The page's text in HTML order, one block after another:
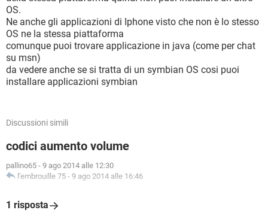
OS.
Ne anche gli applicazioni di Iphone visto che non è lo stesso
OS ne la stessa piattaforma
comunque puoi trovare applicazione in java (come per chat
su msn)
da vedere anche se si tratta di un symbian OS cosi puoi
installare applicazioni symbian
Discussioni simili
codici aumento volume
pallino65 - 9 ago 2014 alle 12:30
l'embrouille 75 - 9 ago 2014 alle 16:46
1 risposta